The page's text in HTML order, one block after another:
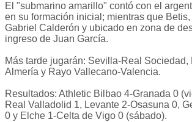
El "submarino amarillo" contó con el
en su formación inicial; mientras que
Gabriel Calderón y ubicado en zona de
ingreso de Juan García.
Más tarde jugarán: Sevilla-Real Sociedad,
Almería y Rayo Vallecano-Valencia.
Resultados: Athletic Bilbao 4-Granada 0
Real Valladolid 1, Levante 2-Osasuna 0,
0 y Elche 1-Celta de Vigo 0 (sábado).